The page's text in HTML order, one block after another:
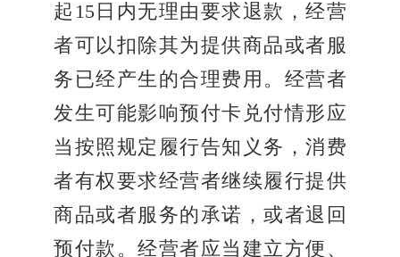
起15日内无理由要求退款，经营
者可以扣除其为提供商品或者服
务已经产生的合理费用。经营者
发生可能影响预付卡兑付情形应
当按照规定履行告知义务，消费
者有权要求经营者继续履行提供
商品或者服务的承诺，或者退回
预付款。经营者应当建立方便、